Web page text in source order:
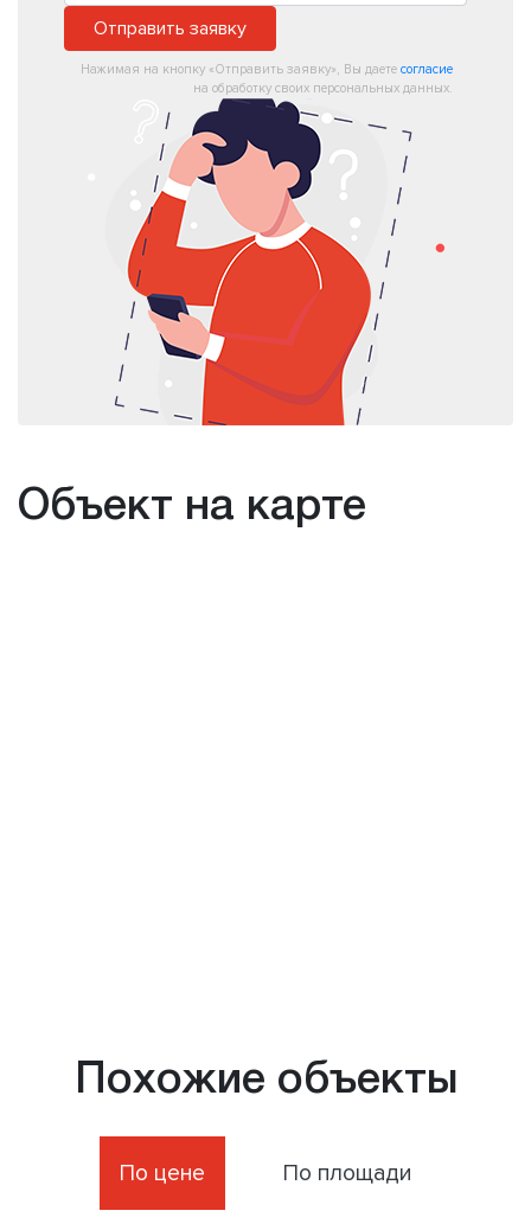
Отправить заявку
Нажимая на кнопку «Отправить заявку», Вы даете согласие
на обработку своих персональных данных.
Объект на карте
Похожие объекты
По цене По площади